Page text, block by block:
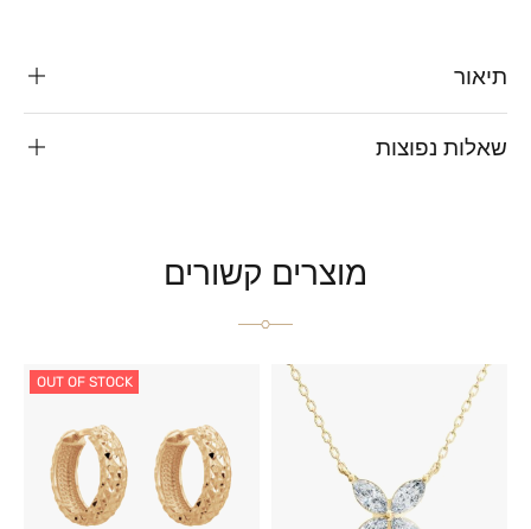
תיאור
שאלות נפוצות
מוצרים קשורים
OUT OF STOCK